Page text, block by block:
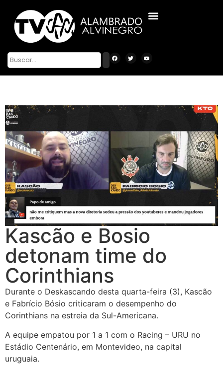
Kascão e Bosio
detonam time do
Corinthians
Durante o Deskascando desta quarta-feira (3), Kascão
e Fabrício Bósio criticaram o desempenho do
Corinthians na estreia da Sul-Americana.
A equipe empatou por 1 a 1 com o Racing – URU no
Estádio Centenário, em Montevideo, na capital
uruguaia.